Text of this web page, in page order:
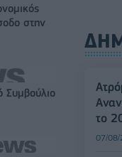
στην
Συμβούλιο
το
07/